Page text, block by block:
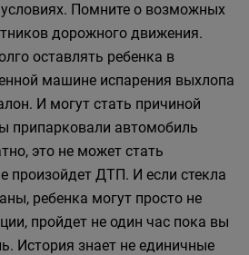
Помните о возможных
дорожного движения.
оставлять ребенка в
машине испарения выхлопа
И могут стать причиной
припарковали автомобиль
это не может стать
произойдет ДТП. И если стекла
ребенка могут просто не
пройдет не один час пока вы
История знает не единичные